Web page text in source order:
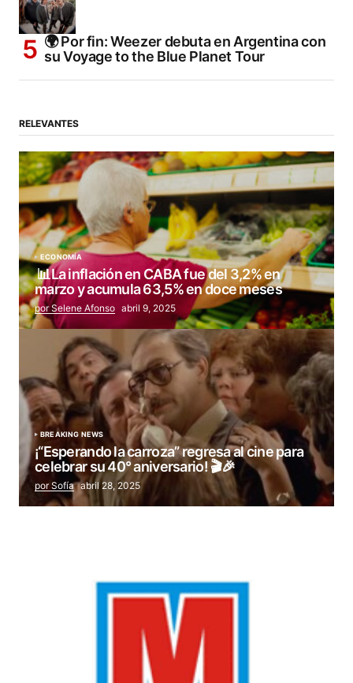
🌍 Por fin: Weezer debuta en Argentina con
su Voyage to the Blue Planet Tour
RELEVANTES
ECONOMÍA
📊La inflación en CABA fue del 3,2% en
marzo y acumula 63,5% en doce meses
por Selene Afonso abril 9, 2025
BREAKING NEWS
¡“Esperando la carroza” regresa al cine para
celebrar su 40° aniversario! 🎬🎉
por Sofía abril 28, 2025